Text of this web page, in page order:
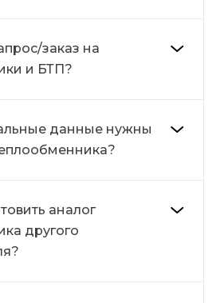
заказ на
и БТП?
данные нужны
аналог
другого